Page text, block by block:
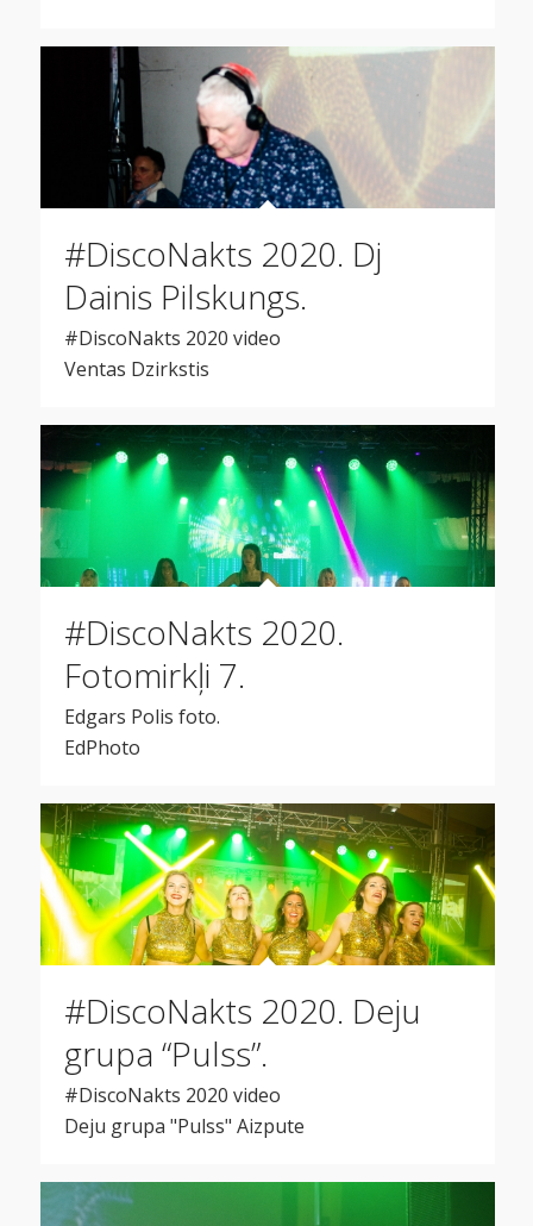
#DiscoNakts 2020. Dj
Dainis Pilskungs.
#DiscoNakts 2020 video
Ventas Dzirkstis
#DiscoNakts 2020.
Fotomirkļi 7.
Edgars Polis foto.
EdPhoto
#DiscoNakts 2020. Deju
grupa “Pulss”.
#DiscoNakts 2020 video
Deju grupa "Pulss" Aizpute